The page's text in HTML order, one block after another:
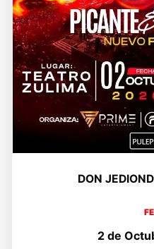
DON
2 de